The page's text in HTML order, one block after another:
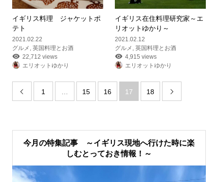
イギリス料理 ジャケットポ
テト
2021.02.22
グルメ , 英国料理とお酒
22,712 views
エリオットゆかり
イギリス在住料理研究家 ～エ
リオットゆかり～
2021.02.12
グルメ ,英国料理とお酒
4,915 views
エリオットゆかり
 1 … 15 16 17 18 
今月の特集記事 ～イギリス現地へ行けた時に楽
しむとっておき情報！～